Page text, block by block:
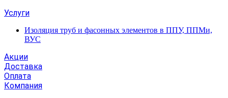
Услуги
Изоляция труб и фасонных элементов в ППУ, ППМи,
ВУС
Акции
Доставка
Оплата
Компания